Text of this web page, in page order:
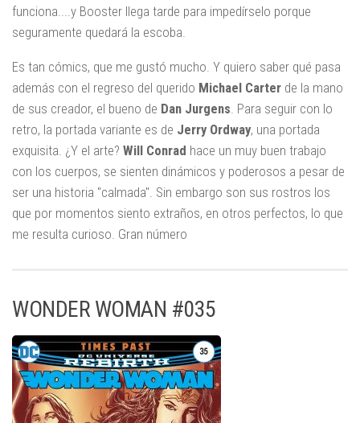
funciona....y Booster llega tarde para impedírselo porque
seguramente quedará la escoba.
Es tan cómics, que me gustó mucho. Y quiero saber qué pasa
además con el regreso del querido Michael Carter de la mano
de sus creador, el bueno de Dan Jurgens . Para seguir con lo
retro, la portada variante es de Jerry Ordway, una portada
exquisita. ¿Y el arte? Will Conrad hace un muy buen trabajo
con los cuerpos, se sienten dinámicos y poderosos a pesar de
ser una historia "calmada". Sin embargo son sus rostros los
que por momentos siento extraños, en otros perfectos, lo que
me resulta curioso. Gran número
WONDER WOMAN #035